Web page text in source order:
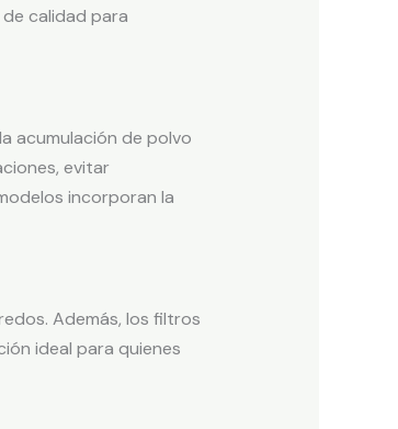
calidad para
acumulación de polvo
evitar
incorporan la
Además, los filtros
ideal para quienes